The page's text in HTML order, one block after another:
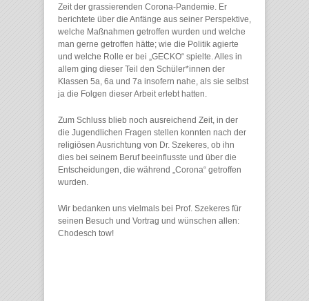
Zeit der grassierenden Corona-Pandemie. Er
berichtete über die Anfänge aus seiner Perspektive,
welche Maßnahmen getroffen wurden und welche
man gerne getroffen hätte; wie die Politik agierte
und welche Rolle er bei „GECKO“ spielte. Alles in
allem ging dieser Teil den Schüler*innen der
Klassen 5a, 6a und 7a insofern nahe, als sie selbst
ja die Folgen dieser Arbeit erlebt hatten.
Zum Schluss blieb noch ausreichend Zeit, in der
die Jugendlichen Fragen stellen konnten nach der
religiösen Ausrichtung von Dr. Szekeres, ob ihn
dies bei seinem Beruf beeinflusste und über die
Entscheidungen, die während „Corona“ getroffen
wurden.
Wir bedanken uns vielmals bei Prof. Szekeres für
seinen Besuch und Vortrag und wünschen allen:
Chodesch tow!